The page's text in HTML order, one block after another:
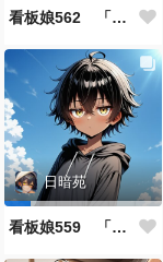
看板娘562 「キャサリン・アストリーのよもやま話」
日暗苑
看板娘559 「日暗苑のよもやま話」